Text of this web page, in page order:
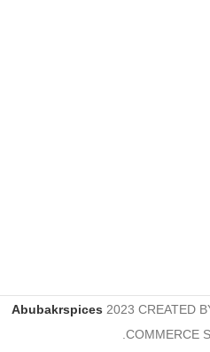
Abubakrspices 2023 CREATED
COMMERCE